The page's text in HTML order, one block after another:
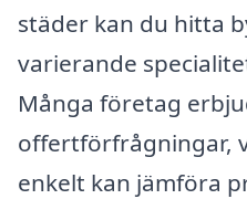
städer kan du hitta
varierande
Många företag
offertförfrågningar,
enkelt kan jämföra